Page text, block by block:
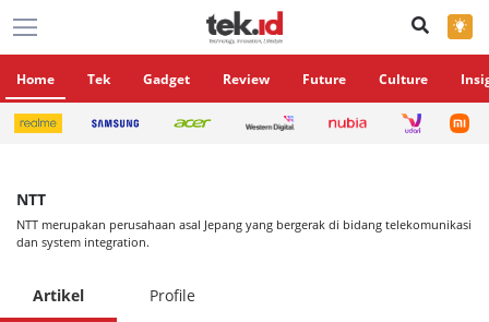
×
Home Tek Gadget Review Future Culture
NTT
NTT merupakan perusahaan asal Jepang yang bergerak di bidang telekomunikasi
dan system integration.
Artikel Profile